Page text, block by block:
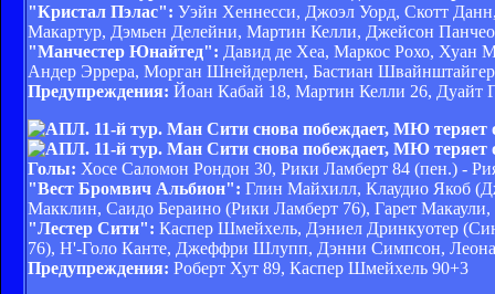
"Кристал Пэлас": Уэйн Хеннесси, Джоэл Уорд, Скотт
Макартур, Дэмьен Делейни, Мартин Келли, Джейсон
"Манчестер Юнайтед": Давид де Хеа, Маркос Рохо, Хуан
Андер Эррера, Морган Шнейдерлен, Бастиан
Предупреждения: Йоан Кабай 18, Мартин Келли 26, Дуайт
Голы: Хосе Саломон Рондон 30, Рики Ламберт 84 (пен.) -
"Вест Бромвич Альбион": Глин Майхилл, Клаудио Якоб
Макклин, Саидо Бераино (Рики Ламберт 76), Гарет
"Лестер Сити": Каспер Шмейхель, Дэниел Дринкуотер
76), Н'-Голо Канте, Джеффри Шлупп, Дэнни Симпсон,
Предупреждения: Роберт Хут 89, Каспер Шмейхель 90+3